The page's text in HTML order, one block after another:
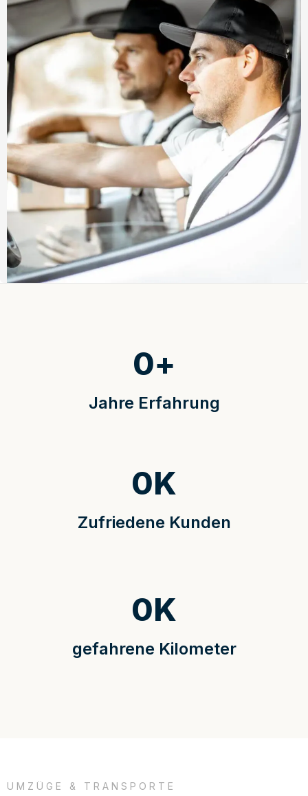
Jahre Erfahrung
0+
Zufriedene Kunden
0K
gefahrene Kilometer
0K
UMZÜGE & TRANSPORTE